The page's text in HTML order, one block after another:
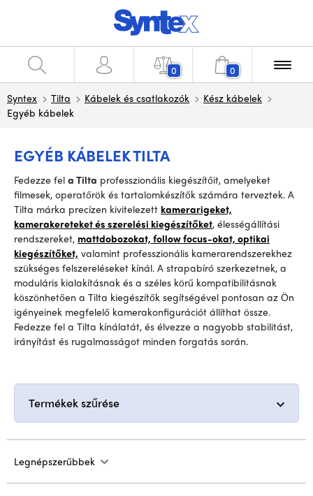
0 0
Syntex Tilta Kábelek és csatlakozók
Kész kábelek
Egyéb kábelek
EGYÉB KÁBELEK TILTA
Fedezze fel a Tilta professzionális kiegészítőit, amelyeket
filmesek, operatőrök és tartalomkészítők számára terveztek. A
Tilta márka precízen kivitelezett kamerarigeket,
kamerakereteket és szerelési kiegészítőket, élességállítási
rendszereket, mattdobozokat, follow focus-okat, optikai
kiegészítőket, valamint professzionális kamerarendszerekhez
szükséges felszereléseket kínál. A strapabíró szerkezetnek, a
moduláris kialakításnak és a széles körű kompatibilitásnak
köszönhetően a Tilta kiegészítők segítségével pontosan az Ön
igényeinek megfelelő kamerakonfigurációt állíthat össze.
Fedezze fel a Tilta kínálatát, és élvezze a nagyobb stabilitást,
irányítást és rugalmasságot minden forgatás során.
Termékek szűrése
Legnépszerűbbek